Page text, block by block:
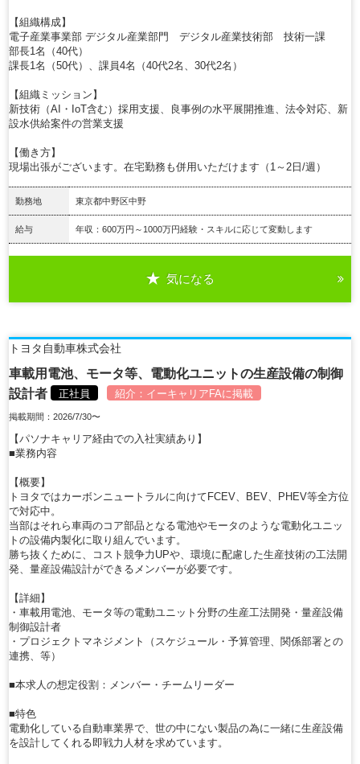
【組織構成】
電子産業事業部 デジタル産業部門 デジタル産業技術部 技術一課
部長1名（40代）
課長1名（50代）、課員4名（40代2名、30代2名）
【組織ミッション】
新技術（AI・IoT含む）採用支援、良事例の水平展開推進、法令対応、新
設水供給案件の営業支援
【働き方】
現場出張がございます。在宅勤務も併用いただけます（1～2日/週）
勤務地 東京都中野区中野
給与 年収：600万円～1000万円経験・スキルに応じて変動します
気になる
トヨタ自動車株式会社
車載用電池、モータ等、電動化ユニットの生産設備の制御
設計者
正社員 紹介： イーキャリアFAに掲載
掲載期間：2026/7/30〜
【パソナキャリア経由での入社実績あり】
■業務内容
【概要】
トヨタではカーボンニュートラルに向けてFCEV、BEV、PHEV等全方位
で対応中。
当部はそれら車両のコア部品となる電池やモータのような電動化ユニッ
トの設備内製化に取り組んでいます。
勝ち抜くために、コスト競争力UPや、環境に配慮した生産技術の工法開
発、量産設備設計ができるメンバーが必要です。
【詳細】
・車載用電池、モータ等の電動ユニット分野の生産工法開発・量産設備
制御設計者
・プロジェクトマネジメント（スケジュール・予算管理、関係部署との
連携、等）
■本求人の想定役割：メンバー・チームリーダー
■特色
電動化している自動車業界で、世の中にない製品の為に一緒に生産設備
を設計してくれる即戦力人材を求めています。